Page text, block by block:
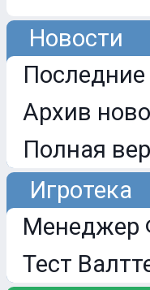
Новости
Последние
Архив
Полная
Игротека
Менеджер
Тест